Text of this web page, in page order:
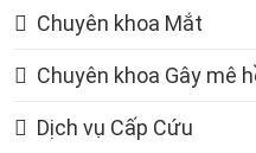
Chuyên khoa Mắt
Chuyên khoa Gây mê
Dịch vụ Cấp Cứu